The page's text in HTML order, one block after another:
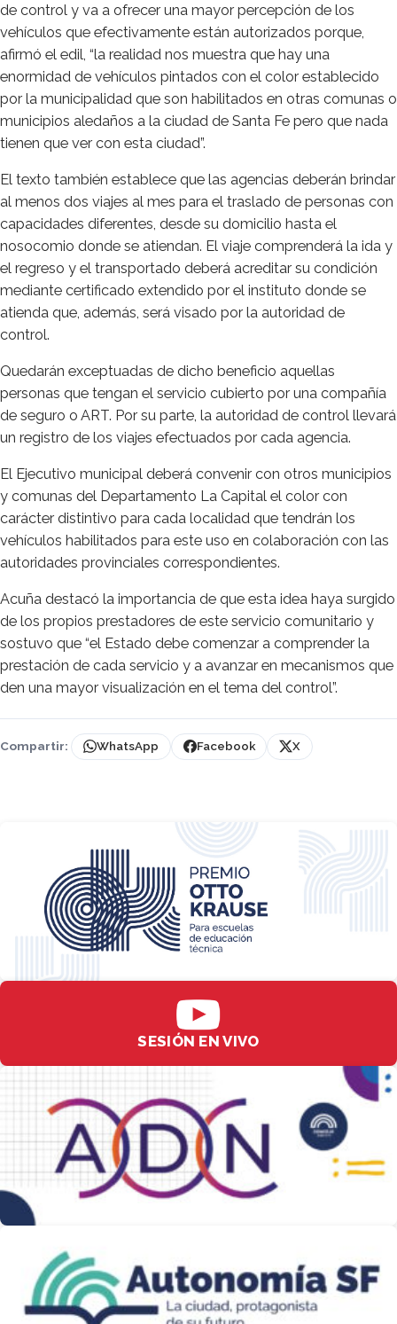
de control y va a ofrecer una mayor percepción de los
vehículos que efectivamente están autorizados porque,
afirmó el edil, “la realidad nos muestra que hay una
enormidad de vehículos pintados con el color establecido
por la municipalidad que son habilitados en otras comunas o
municipios aledaños a la ciudad de Santa Fe pero que nada
tienen que ver con esta ciudad”.
El texto también establece que las agencias deberán brindar
al menos dos viajes al mes para el traslado de personas con
capacidades diferentes, desde su domicilio hasta el
nosocomio donde se atiendan. El viaje comprenderá la ida y
el regreso y el transportado deberá acreditar su condición
mediante certificado extendido por el instituto donde se
atienda que, además, será visado por la autoridad de
control.
Quedarán exceptuadas de dicho beneficio aquellas
personas que tengan el servicio cubierto por una compañía
de seguro o ART. Por su parte, la autoridad de control llevará
un registro de los viajes efectuados por cada agencia.
El Ejecutivo municipal deberá convenir con otros municipios
y comunas del Departamento La Capital el color con
carácter distintivo para cada localidad que tendrán los
vehículos habilitados para este uso en colaboración con las
autoridades provinciales correspondientes.
Acuña destacó la importancia de que esta idea haya surgido
de los propios prestadores de este servicio comunitario y
sostuvo que “el Estado debe comenzar a comprender la
prestación de cada servicio y a avanzar en mecanismos que
den una mayor visualización en el tema del control”.
Compartir: WhatsApp Facebook X
SESIÓN EN VIVO